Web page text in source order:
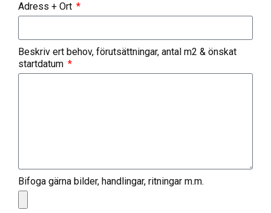
Adress + Ort
Beskriv ert behov, förutsättningar, antal m2 & önskat
startdatum
Bifoga gärna bilder, handlingar, ritningar m.m.